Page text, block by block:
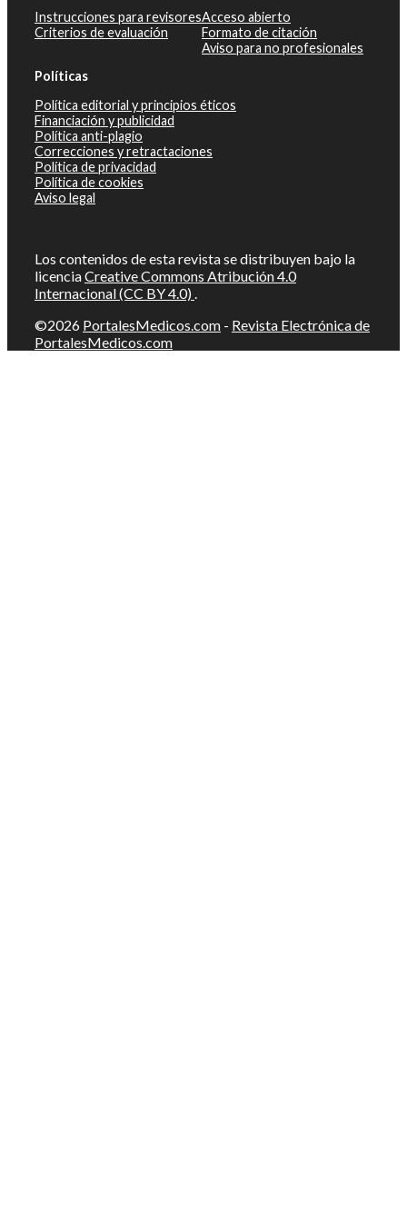
Instrucciones para revisores
Criterios de evaluación
Acceso abierto
Formato de citación
Aviso para no profesionales
Políticas
Política editorial y principios éticos
Financiación y publicidad
Política anti-plagio
Correcciones y retractaciones
Política de privacidad
Política de cookies
Aviso legal
Los contenidos de esta revista se distribuyen bajo la
licenciaCreative Commons Atribución 4.0
Internacional (CC BY 4.0) .
©2026 PortalesMedicos.com - Revista Electrónica de
PortalesMedicos.com